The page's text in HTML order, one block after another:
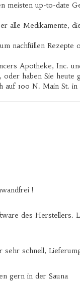
meisten up-to-date
alle Medikamente,
nachfüllen Rezepte
Apotheke, Inc.
haben Sie heute
100 N. Main St. in
!
des Herstellers.
sehr schnell,
gern in der Sauna